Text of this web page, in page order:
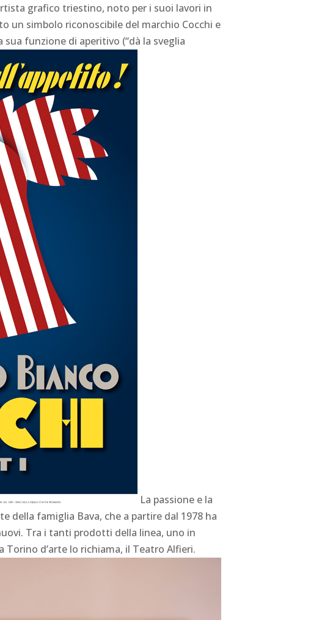
grafico triestino, noto per i suoi lavori in
simbolo riconoscibile del marchio Cocchi e
funzione di aperitivo (“dà la sveglia
La passione e la
della famiglia Bava, che a partire dal 1978 ha
Tra i tanti prodotti della linea, uno in
d’arte lo richiama, il Teatro Alfieri.